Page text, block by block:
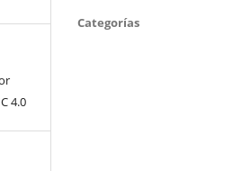
4.0
Categorías